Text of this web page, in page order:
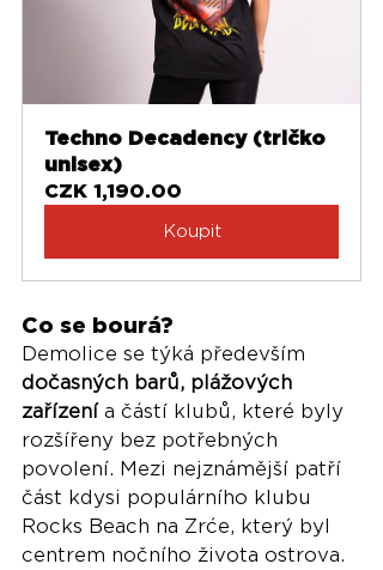
Techno Decadency (tričko
unisex)
CZK 1,190.00
Koupit
Co se bourá?
Demolice se týká především
dočasných barů, plážových
zařízení a částí klubů, které byly
rozšířeny bez potřebných
povolení. Mezi nejznámější patří
část kdysi populárního klubu
Rocks Beach na Zrće, který byl
centrem nočního života ostrova.